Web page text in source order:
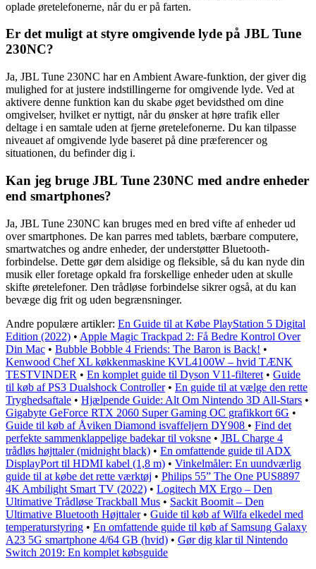
oplade øretelefonerne, når du er på farten.
Er det muligt at styre omgivende lyde på JBL Tune
230NC?
Ja, JBL Tune 230NC har en Ambient Aware-funktion, der giver dig
mulighed for at justere indstillingerne for omgivende lyde. Ved at
aktivere denne funktion kan du skabe øget bevidsthed om dine
omgivelser, hvilket er nyttigt, når du ønsker at høre trafik eller
deltage i en samtale uden at fjerne øretelefonerne. Du kan tilpasse
niveauet af omgivende lyde baseret på dine præferencer og
situationen, du befinder dig i.
Kan jeg bruge JBL Tune 230NC med andre enheder
end smartphones?
Ja, JBL Tune 230NC kan bruges med en bred vifte af enheder ud
over smartphones. De kan parres med tablets, bærbare computere,
smartwatches og andre enheder, der understøtter Bluetooth-
forbindelse. Dette gør dem alsidige og fleksible, så du kan nyde din
musik eller foretage opkald fra forskellige enheder uden at skulle
skifte øretelefoner. Den trådløse forbindelse sikrer også, at du kan
bevæge dig frit og uden begrænsninger.
Andre populære artikler: En Guide til at Købe PlayStation 5 Digital
Edition (2022) • Apple Magic Trackpad 2: Få Bedre Kontrol Over
Din Mac • Bubble Bobble 4 Friends: The Baron is Back! •
Kenwood Chef XL køkkenmaskine KVL4100W – hvid TÆNK
TESTVINDER • En komplet guide til Dyson V11-filteret • Guide
til køb af PS3 Dualshock Controller• En guide til at vælge den rette
Tryghedsaftale • Hjælpende Guide: Alt Om Nintendo 3D All-Stars •
Gigabyte GeForce RTX 2060 Super Gaming OC grafikkort 6G •
Guide til køb af Åviken Diamond isvaffeljern DY908 • Find det
perfekte sammenklappelige badekar til voksne • JBL Charge 4
trådløs højttaler (midnight black) • En omfattende guide til ADX
DisplayPort til HDMI kabel (1,8 m) • Vinkelmåler: En uundværlig
guide til at købe det rette værktøj • Philips 55” The One PUS8897
4K Ambilight Smart TV (2022) • Logitech MX Ergo – Den
Ultimative Trådløse Trackball Mus • Sackit Boomit – Den
Ultimative Bluetooth Højttaler• Guide til køb af Wilfa elkedel med
temperaturstyring • En omfattende guide til køb af Samsung Galaxy
A23 5G smartphone 4/64 GB (hvid) • Gør dig klar til Nintendo
Switch 2019: En komplet købsguide